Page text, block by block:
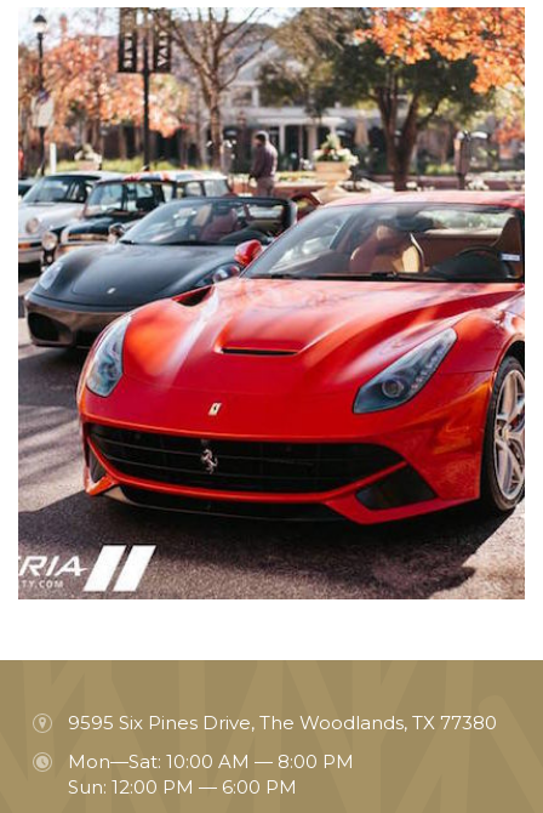
9595 Six Pines Drive, The Woodlands, TX 77380
Mon—Sat: 10:00 AM — 8:00 PM
Sun: 12:00 PM — 6:00 PM